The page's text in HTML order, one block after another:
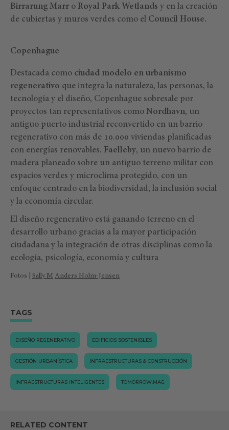
Birrarung Marr o Royal Park Wetlands y en la creación
de cubiertas y muros verdes como el Council House.
Copenhague
Destacada como ciudad modelo en urbanismo
regenerativo que integra la naturaleza, las personas, la
tecnología y el diseño, Copenhague sobresale por
proyectos tan representativos como Nordhavn, un
antiguo puerto industrial reconvertido en un barrio
regenerativo con más de 10.000 viviendas planificadas
con energías renovables. Faelleby, un nuevo barrio de
madera planeado sobre un antiguo terreno militar con
espacios verdes y microclima protegido, con un
enfoque centrado en la biodiversidad, la inclusión social
y la economía circular.
El diseño regenerativo está ganando terreno en el
desarrollo urbano gracias a la mayor participación
ciudadana y la integración de otras disciplinas como la
ecología, psicología, economía y cultura
Fotos | Sally M Anders Holm-Jensen
TAGS
DISEÑO REGENERATIVO EDIFICIOS SOSTENIBLES
GESTIÓN URBANÍSTICA INFRAESTRUCTURAS & CONSTRUCCIÓN
INFRAESTRUCTURAS INTELIGENTES TOMORROW.MAG
RELATED CONTENT